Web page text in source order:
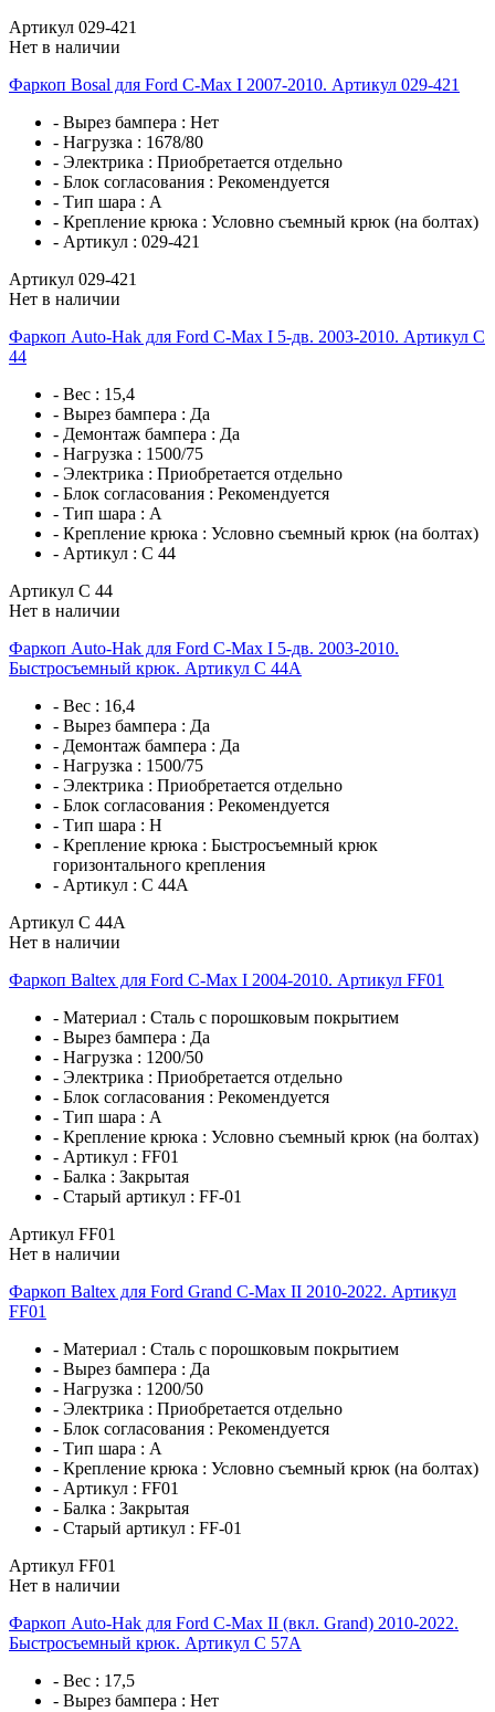
Артикул 029-421
Нет в наличии
Фаркоп Bosal для Ford C-Max I 2007-2010. Артикул 029-421
- Вырез бампера : Нет
- Нагрузка : 1678/80
- Электрика : Приобретается отдельно
- Блок согласования : Рекомендуется
- Тип шара : A
- Крепление крюка : Условно съемный крюк (на болтах)
- Артикул : 029-421
Артикул 029-421
Нет в наличии
Фаркоп Auto-Hak для Ford C-Max I 5-дв. 2003-2010. Артикул C
44
- Вес : 15,4
- Вырез бампера : Да
- Демонтаж бампера : Да
- Нагрузка : 1500/75
- Электрика : Приобретается отдельно
- Блок согласования : Рекомендуется
- Тип шара : A
- Крепление крюка : Условно съемный крюк (на болтах)
- Артикул : C 44
Артикул C 44
Нет в наличии
Фаркоп Auto-Hak для Ford C-Max I 5-дв. 2003-2010.
Быстросъемный крюк. Артикул C 44A
- Вес : 16,4
- Вырез бампера : Да
- Демонтаж бампера : Да
- Нагрузка : 1500/75
- Электрика : Приобретается отдельно
- Блок согласования : Рекомендуется
- Тип шара : H
- Крепление крюка : Быстросъемный крюк
горизонтального крепления
- Артикул : C 44A
Артикул C 44A
Нет в наличии
Фаркоп Baltex для Ford C-Max I 2004-2010. Артикул FF01
- Материал : Сталь с порошковым покрытием
- Вырез бампера : Да
- Нагрузка : 1200/50
- Электрика : Приобретается отдельно
- Блок согласования : Рекомендуется
- Тип шара : A
- Крепление крюка : Условно съемный крюк (на болтах)
- Артикул : FF01
- Балка : Закрытая
- Старый артикул : FF-01
Артикул FF01
Нет в наличии
Фаркоп Baltex для Ford Grand C-Max II 2010-2022. Артикул
FF01
- Материал : Сталь с порошковым покрытием
- Вырез бампера : Да
- Нагрузка : 1200/50
- Электрика : Приобретается отдельно
- Блок согласования : Рекомендуется
- Тип шара : A
- Крепление крюка : Условно съемный крюк (на болтах)
- Артикул : FF01
- Балка : Закрытая
- Старый артикул : FF-01
Артикул FF01
Нет в наличии
Фаркоп Auto-Hak для Ford C-Max II (вкл. Grand) 2010-2022.
Быстросъемный крюк. Артикул C 57A
- Вес : 17,5
- Вырез бампера : Нет